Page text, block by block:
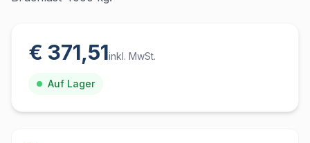
€ 371,51inkl. MwSt.
Auf Lager